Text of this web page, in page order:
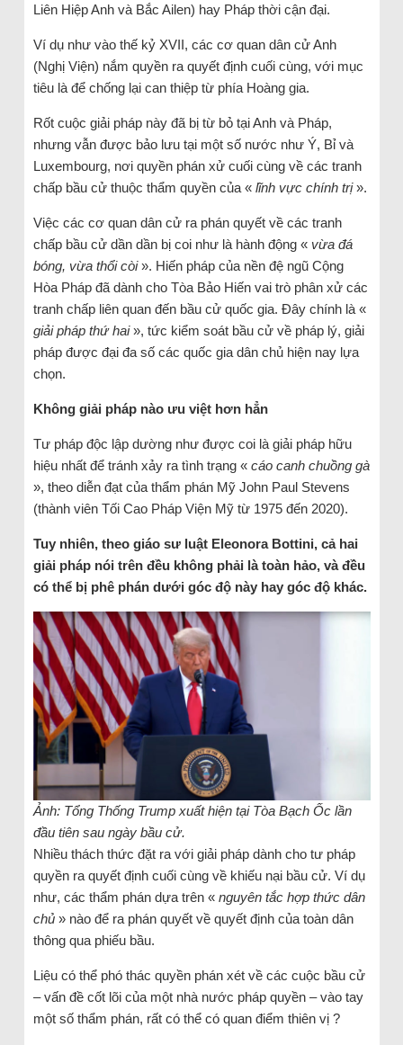
Liên Hiệp Anh và Bắc Ailen) hay Pháp thời cận đại.
Ví dụ như vào thế kỷ XVII, các cơ quan dân cử Anh
(Nghị Viện) nắm quyền ra quyết định cuối cùng, với mục
tiêu là để chống lại can thiệp từ phía Hoàng gia.
Rốt cuộc giải pháp này đã bị từ bỏ tại Anh và Pháp,
nhưng vẫn được bảo lưu tại một số nước như Ý, Bỉ và
Luxembourg, nơi quyền phán xử cuối cùng về các tranh
chấp bầu cử thuộc thẩm quyền của « lĩnh vực chính trị».
Việc các cơ quan dân cử ra phán quyết về các tranh
chấp bầu cử dần dần bị coi như là hành động « vừa đá
bóng, vừa thổi còi». Hiến pháp của nền đệ ngũ Cộng
Hòa Pháp đã dành cho Tòa Bảo Hiến vai trò phân xử các
tranh chấp liên quan đến bầu cử quốc gia. Đây chính là «
giải pháp thứ hai», tức kiểm soát bầu cử về pháp lý, giải
pháp được đại đa số các quốc gia dân chủ hiện nay lựa
chọn.
Không giải pháp nào ưu việt hơn hẳn
Tư pháp độc lập dường như được coi là giải pháp hữu
hiệu nhất để tránh xảy ra tình trạng « cáo canh chuồng gà
», theo diễn đạt của thẩm phán Mỹ John Paul Stevens
(thành viên Tối Cao Pháp Viện Mỹ từ 1975 đến 2020).
Tuy nhiên, theo giáo sư luật Eleonora Bottini, cả hai
giải pháp nói trên đều không phải là toàn hảo, và đều
có thể bị phê phán dưới góc độ này hay góc độ khác.
Ảnh: Tổng Thống Trump xuất hiện tại Tòa Bạch Ốc lần
đầu tiên sau ngày bầu cử.
Nhiều thách thức đặt ra với giải pháp dành cho tư pháp
quyền ra quyết định cuối cùng về khiếu nại bầu cử. Ví dụ
như, các thẩm phán dựa trên « nguyên tắc hợp thức dân
chủ» nào để ra phán quyết về quyết định của toàn dân
thông qua phiếu bầu.
Liệu có thể phó thác quyền phán xét về các cuộc bầu cử
– vấn đề cốt lõi của một nhà nước pháp quyền – vào tay
một số thẩm phán, rất có thể có quan điểm thiên vị ?